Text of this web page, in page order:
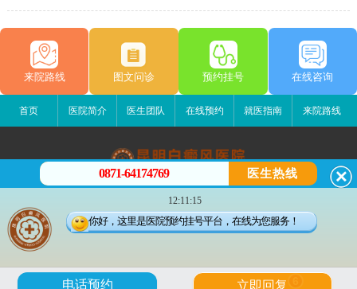
来院路线 图文问诊 预约挂号 在线咨询
首页 医院简介 医生团队 在线预约 就医指南 来院路线
昆明白癜风医院
昆明市五华区护国路2号
版权所有：昆明白癜风医院
滇公安备 53010202000563号
0871-64174769 医生热线
12:11:15
你好，这里是医院预约挂号平台，在线为您服务！
电话预约 立即回复